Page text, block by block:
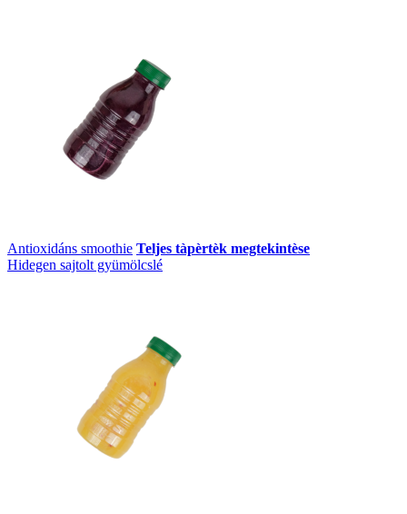
Antioxidáns smoothie Teljes tàpèrtèk megtekintèse
Hidegen sajtolt gyümölcslé